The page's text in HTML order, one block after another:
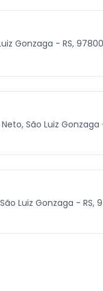
Gonzaga - RS,
São Luiz Gonzaga
Luiz Gonzaga - RS,